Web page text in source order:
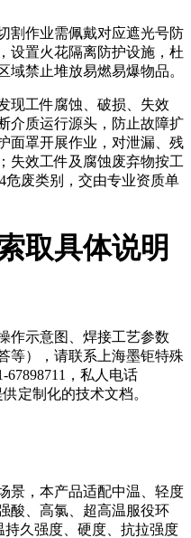
割作业需佩戴对应遮光号防
设置火花隔离防护设施，杜
域禁止堆放易燃易爆物品。
现工件腐蚀、破损、失效
介质运行源头，防止故障扩
面罩开展作业，对泄漏、残
失效工件及腐蚀废弃物按工
危废类别，交由专业资质单
取具体说明
作示意图、焊接工艺参数
等），请联系上海墨钜特殊
，私人电话
定制化的技术文档。
景，本产品适配中温、轻度
酸、高氯、超高温服役环
久强度、硬度、抗拉强度